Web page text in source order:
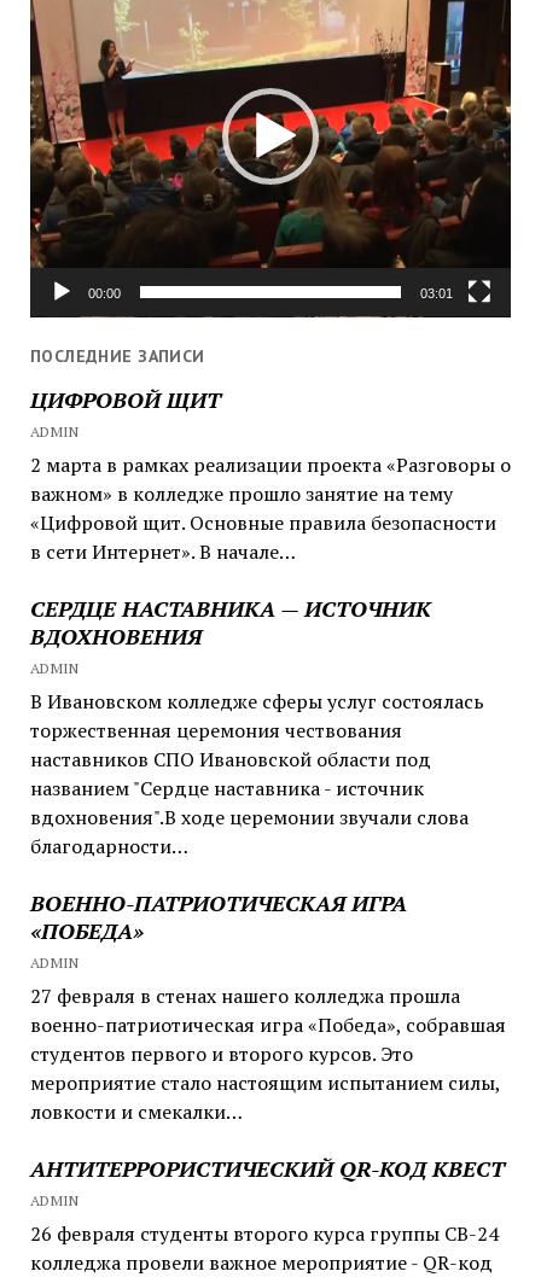
00:00 03:01
ПОСЛЕДНИЕ ЗАПИСИ
ЦИФРОВОЙ ЩИТ
ADMIN
2 марта в рамках реализации проекта «Разговоры о
важном» в колледже прошло занятие на тему
«Цифровой щит. Основные правила безопасности
в сети Интернет». В начале…
СЕРДЦЕ НАСТАВНИКА — ИСТОЧНИК
ВДОХНОВЕНИЯ
ADMIN
В Ивановском колледже сферы услуг состоялась
торжественная церемония чествования
наставников СПО Ивановской области под
названием "Сердце наставника - источник
вдохновения".В ходе церемонии звучали слова
благодарности…
ВОЕННО-ПАТРИОТИЧЕСКАЯ ИГРА
«ПОБЕДА»
ADMIN
27 февраля в стенах нашего колледжа прошла
военно-патриотическая игра «Победа», собравшая
студентов первого и второго курсов. Это
мероприятие стало настоящим испытанием силы,
ловкости и смекалки…
АНТИТЕРРОРИСТИЧЕСКИЙ QR-КОД КВЕСТ
ADMIN
26 февраля студенты второго курса группы СВ-24
колледжа провели важное мероприятие - QR-код